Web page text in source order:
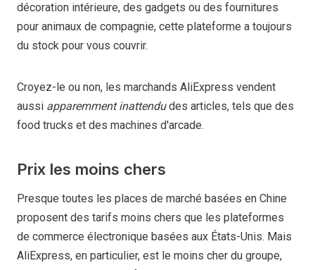
décoration intérieure, des gadgets ou des fournitures
pour animaux de compagnie, cette plateforme a toujours
du stock pour vous couvrir.
Croyez-le ou non, les marchands AliExpress vendent
aussi apparemment inattendudes articles, tels que des
food trucks et des machines d'arcade.
Prix les moins chers
Presque toutes les places de marché basées en Chine
proposent des tarifs moins chers que les plateformes
de commerce électronique basées aux États-Unis. Mais
AliExpress, en particulier, est le moins cher du groupe,